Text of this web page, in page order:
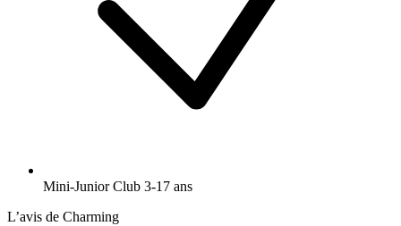
Mini-Junior Club 3-17 ans
L’avis de Charming